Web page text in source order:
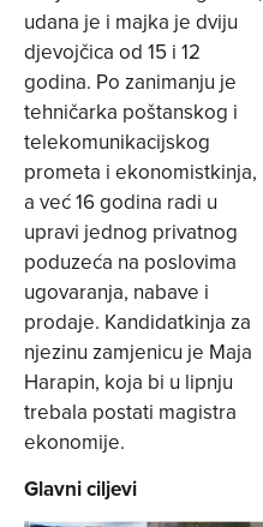
udana je i majka je dviju
djevojčica od 15 i 12
godina. Po zanimanju je
tehničarka poštanskog i
telekomunikacijskog
prometa i ekonomistkinja,
a već 16 godina radi u
upravi jednog privatnog
poduzeća na poslovima
ugovaranja, nabave i
prodaje. Kandidatkinja za
njezinu zamjenicu je Maja
Harapin, koja bi u lipnju
trebala postati magistra
ekonomije.
Glavni ciljevi